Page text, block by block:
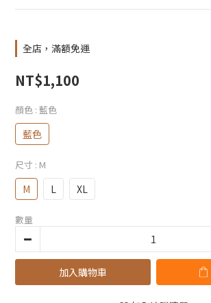
全店，滿額免運
NT$1,100
顏色 : 藍色
藍色
尺寸 : M
M L XL
數量
加入購物車